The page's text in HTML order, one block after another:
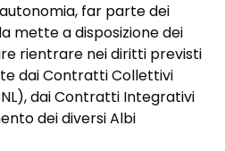
far parte dei
mette a disposizione dei
rientrare nei diritti previsti
dai Contratti Collettivi
dai Contratti Integrativi
dei diversi Albi